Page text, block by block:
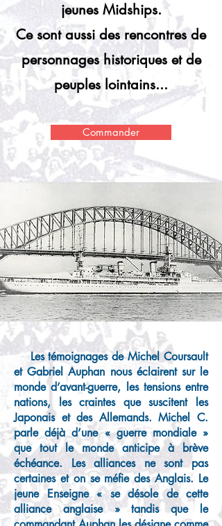
jeunes Midships.
Ce sont aussi des rencontres de
personnages historiques et de
peuples lointains...
Commander
Les témoignages de Michel Coursault
et Gabriel Auphan nous éclairent sur le
monde d’avant-guerre, les tensions entre
nations, les craintes que suscitent les
Japonais et des Allemands. Michel C.
parle déjà d’une « guerre mondiale »
que tout le monde anticipe à brève
échéance. Les alliances ne sont pas
certaines et on se méfie des Anglais. Le
jeune Enseigne « se désole de cette
alliance anglaise » tandis que le